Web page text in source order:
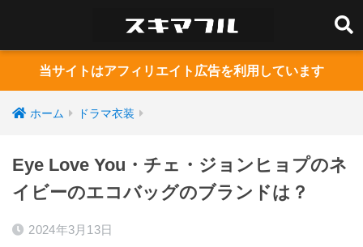
当サイトはアフィリエイト広告を利用しています
ホーム ドラマ衣装
Eye Love You・チェ・ジョンヒョプのネ
イビーのエコバッグのブランドは？
2024年3月13日